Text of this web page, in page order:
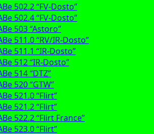
502.2 “FV-Dosto”
502.4 “FV-Dosto”
503 “Astoro”
511.0 “RV/IR-Dosto”
511.1 “IR-Dosto”
512 “IR-Dosto”
514 “DTZ”
520 “GTW”
521.0 “Flirt”
521.2 “Flirt”
522.2 “Flirt France”
523.0 “Flirt”